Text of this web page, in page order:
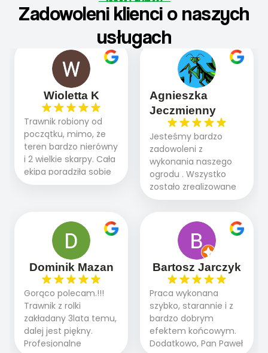
Zadowoleni klienci o naszych
usługach
Wioletta K
Trawnik robiony od
początku, mimo, że
teren bardzo nierówny
i 2 wielkie skarpy. Cała
ekipa poradziła sobie
WSPANIALE od
panowie wiedzą co
robią. Wszystko poszło
sprawnie i szybko.
Doradztwo w
pielęgnacji trawnika
teraz i na późniejszym
etapie jest dużym
plusem. Teraz razem
z dzieckiem i małym
pieskiem cieszymy się
pięknym trawnikiem :)
Agnieszka
Jeczmienny
Jesteśmy bardzo
zadowoleni z
wykonania naszego
ogrodu . Wszystko
zostało zrealizowane
fachowo, rzetelnie i
oczekiwaniami. Prace
przebiegały sprawnie
dzięki temu,że firma
działa kompleksowo :
ogrodnictwo,nawodnienie,
brukarstwo.Efekt
końcowy przerósł
nasze oczekiwania.
Polecamy tę firmę
wszystkim , którzy
marzą o pięknym
Dominik Mazan
Gorąco polecam.!!!
Trawnik z rolki
zakładany 3lata temu,
dalej jest piękny.
Profesjonalne
Bartosz Jarczyk
Praca wykonana
szybko, starannie i z
bardzo dobrym
efektem końcowym.
Dodatkowo, Pan Paweł